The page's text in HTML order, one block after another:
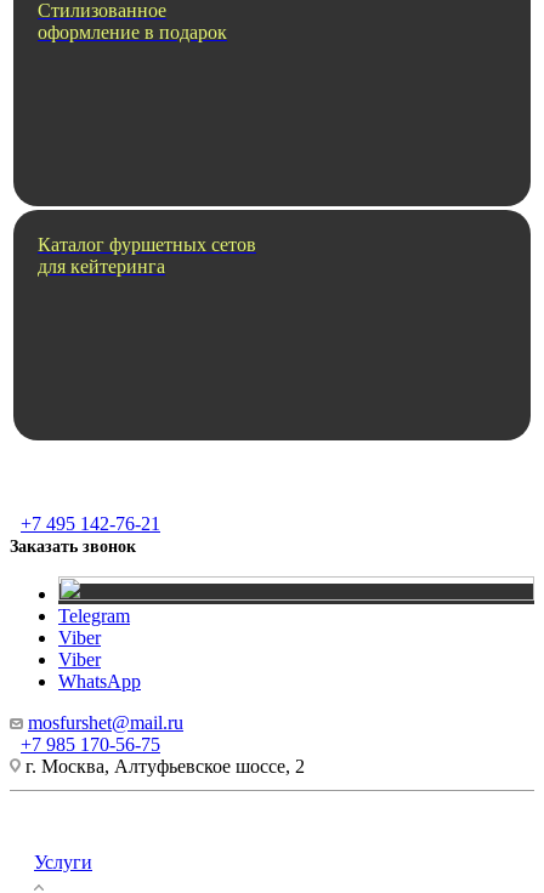
Стилизованное
оформление в подарок
Каталог фуршетных сетов
для кейтеринга
+7 495 142-76-21
Заказать звонок
+7 985 170-56-75
mosfurshet@mail.ru
г. Москва, Алтуфьевское шоссе, 2
Telegram
Viber
Viber
WhatsApp
Услуги